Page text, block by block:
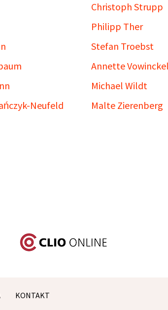
Christoph Strupp
Philipp Ther
Stefan Troebst
Annette Vowinckel
Michael Wildt
Neufeld Malte Zierenberg
KONTAKT